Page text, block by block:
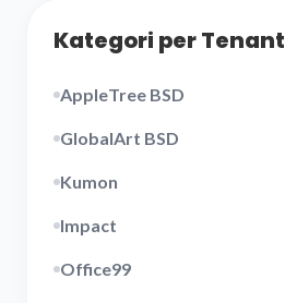
Kategori per Tenant
AppleTree BSD
GlobalArt BSD
Kumon
Impact
Office99